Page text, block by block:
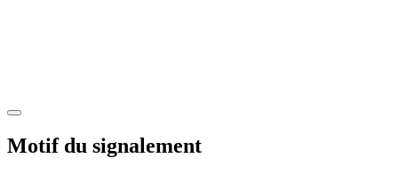
Motif du signalement